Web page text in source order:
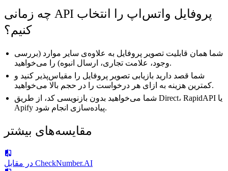
چه زمانی API پروفایل واتس‌اپ را انتخاب
کنیم؟
شما همان قابلیت تصویر پروفایل به علاوه‌ی سایر موارد (بررسی
وجود، علامت تجاری، ارسال انبوه) را می‌خواهید.
شما قصد دارید بازیابی تصویر پروفایل را مقیاس‌پذیر کنید و
کمترین هزینه به ازای هر درخواست را در حجم بالا می‌خواهید.
شما می‌خواهید بدون بازنویسی کد، از طریق Direct، RapidAPI یا
Apify پیاده‌سازی انجام شود.
مقایسه‌های بیشتر
در مقابل CheckNumber.AI